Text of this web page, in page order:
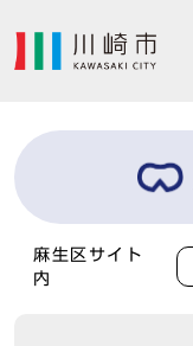
麻生区サイト
内